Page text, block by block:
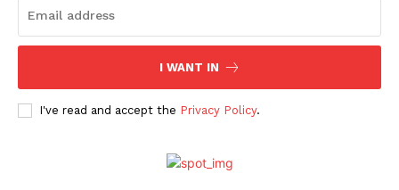
I WANT IN
I've read and accept the Privacy Policy.